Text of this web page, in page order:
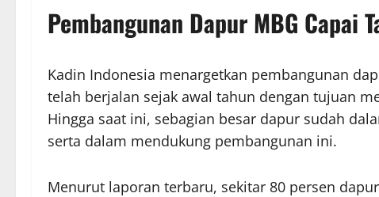
Pembangunan Dapur MBG Capai
Kadin Indonesia menargetkan pembangunan
telah berjalan sejak awal tahun dengan tujuan
Hingga saat ini, sebagian besar dapur sudah
serta dalam mendukung pembangunan ini.
Menurut laporan terbaru, sekitar 80 persen